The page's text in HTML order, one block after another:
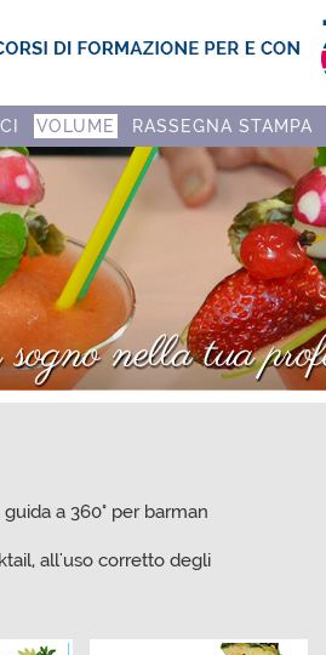
VOLUME RASSEGNA STAMPA
guida a 360° per barman
all'uso corretto degli